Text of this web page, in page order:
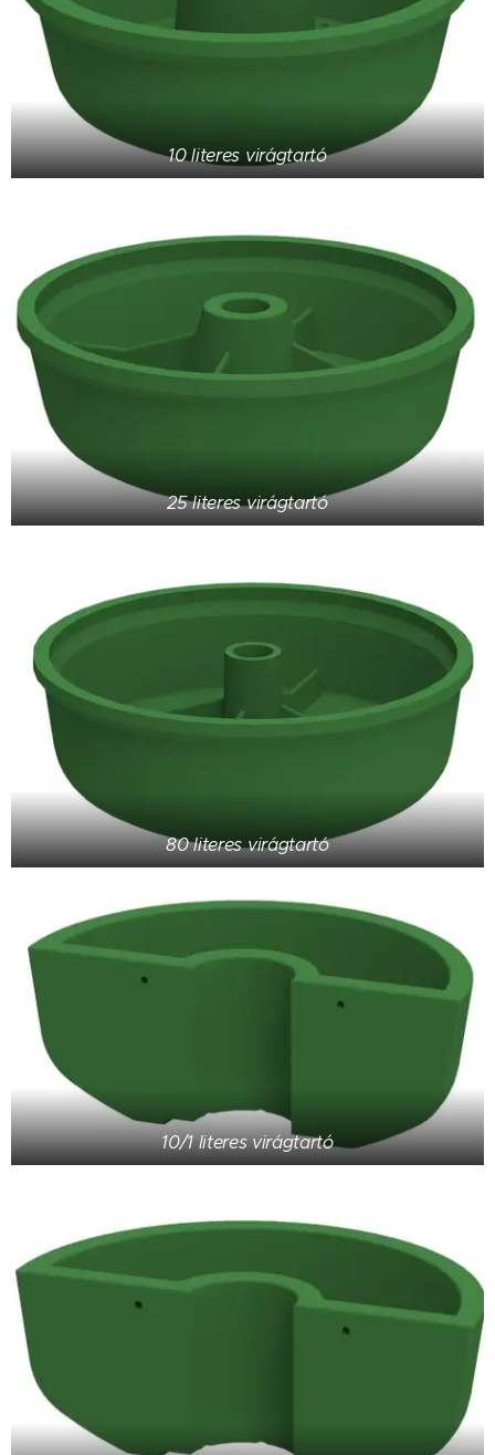
10 literes virágtartó
25 literes virágtartó
80 literes virágtartó
10/1 literes virágtartó